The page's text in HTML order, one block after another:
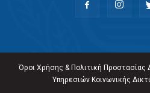
Όροι Χρήσης & Πολιτική Προστασίας
Υπηρεσιών Κοινωνικής